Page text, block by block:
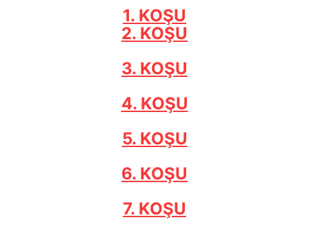
1. KOŞU
2. KOŞU
3. KOŞU
4. KOŞU
5. KOŞU
6. KOŞU
7. KOŞU